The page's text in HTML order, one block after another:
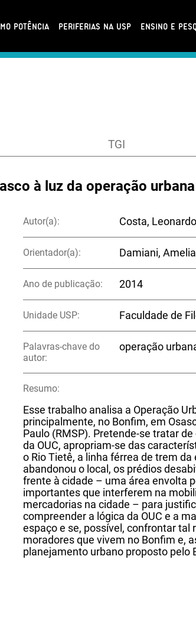
POTÊNCIA PERIFERIAS NA USP ENSINO E
TGI
à luz da operação
Autor(a): Costa,
Orientador(a): Damiani,
Ano de publicação: 2014
Unidade USP: Faculdade de
Palavras-chave do
autor:
operação
Resumo:
Esse trabalho analisa a Operação
principalmente, no Bonfim, em
Paulo (RMSP). Pretende-se tratar
da OUC, apropriam-se das
o Rio Tietê, a linha férrea de trem
abandonou o local, os prédios
frente à cidade – uma área envolta
importantes que interferem na
mercadorias na cidade – para
compreender a lógica da OUC e a
espaço e se, possível, confrontar
moradores que vivem no Bonfim e,
planejamento urbano proposto pelo